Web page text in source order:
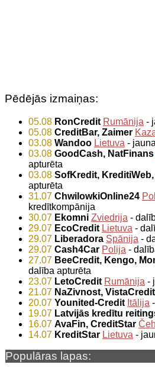
Pēdējās izmaiņas:
05.08 RonCredit Rumānija -
05.08 CreditBar, Zaimer
03.08 Wandoo Lietuva -
03.08 GoodCash, NatFinans
apturēta
03.08 SofKredit,
apturēta
31.07 ChwilowkiOnline24
kredītkompānija
30.07 Ekomni Zviedrija -
29.07 EcoCredit Lietuva -
29.07 Liberadora Spānija -
29.07 Cash4Car Polija -
27.07 BeeCredit, Kengo,
dalība apturēta
23.07 LetoCredit Rumānija -
21.07 NaZivnost, VistaCredit
20.07 Younited-Credit Itālija
19.07 Latvijās kredītu
16.07 AvaFin, CreditStar
14.07 KreditStar Lietuva -
Populāras lapas: